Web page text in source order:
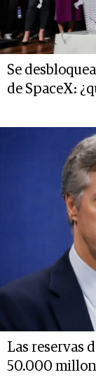
Se
de SpaceX:
Las reservas
50.000